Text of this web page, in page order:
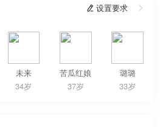
 设置要求 
未来
34岁
苦瓜红娘
37岁
璐璐
33岁